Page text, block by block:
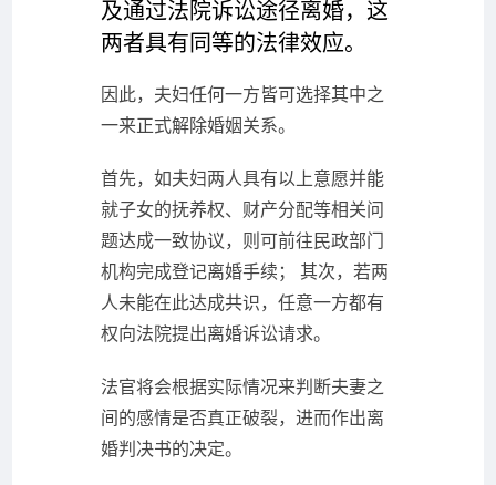
及通过法院诉讼途径离婚，这
两者具有同等的法律效应。
因此，夫妇任何一方皆可选择其中之
一来正式解除婚姻关系。
首先，如夫妇两人具有以上意愿并能
就子女的抚养权、财产分配等相关问
题达成一致协议，则可前往民政部门
机构完成登记离婚手续； 其次，若两
人未能在此达成共识，任意一方都有
权向法院提出离婚诉讼请求。
法官将会根据实际情况来判断夫妻之
间的感情是否真正破裂，进而作出离
婚判决书的决定。